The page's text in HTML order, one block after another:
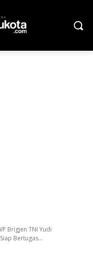
Brigjen TNI Yudi
Bertugas...